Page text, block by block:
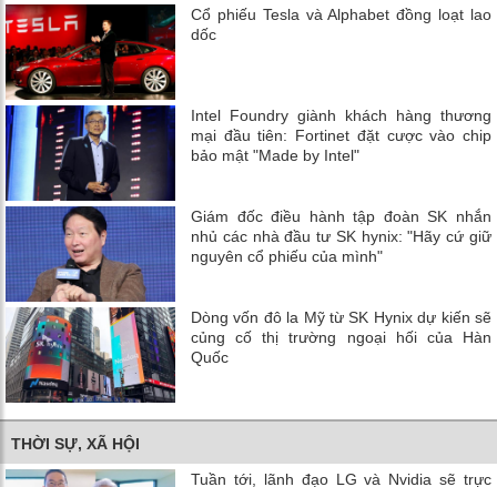
Cổ phiếu Tesla và Alphabet đồng loạt lao
dốc
Intel Foundry giành khách hàng thương
mại đầu tiên: Fortinet đặt cược vào chip
bảo mật "Made by Intel"
Giám đốc điều hành tập đoàn SK nhắn
nhủ các nhà đầu tư SK hynix: "Hãy cứ giữ
nguyên cổ phiếu của mình"
Dòng vốn đô la Mỹ từ SK Hynix dự kiến ​​sẽ
củng cố thị trường ngoại hối của Hàn
Quốc
THỜI SỰ, XÃ HỘI
Tuần tới, lãnh đạo LG và Nvidia sẽ trực